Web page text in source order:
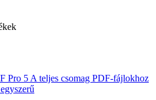
Pro 5 A teljes csomag PDF-fájlokhoz